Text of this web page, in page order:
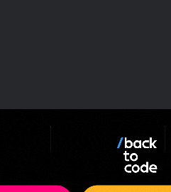
Adverteren in de GIC